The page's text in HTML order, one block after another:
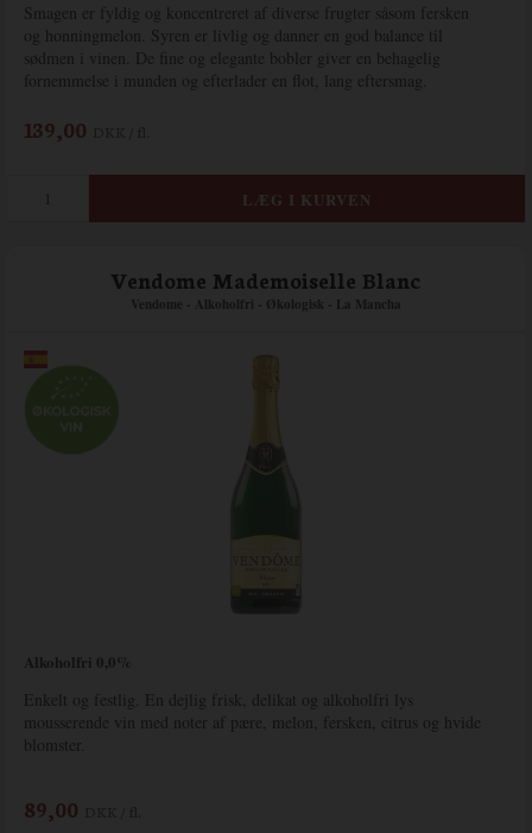
Smagen er fyldig og koncentreret af diverse frugter såsom fersken
og honningmelon. Syren er livlig og danner en god balance til
sødmen i vinen. De fine og elegante bobler giver en behagelig
fornemmelse i munden og efterlader en flot, lang eftersmag.
139,00
Vendome Mademoiselle Blanc
Vendome - Alkoholfri - Økologisk - La Mancha
Alkoholfri 0,0%
Enkelt og festlig. En dejlig frisk, delikat og alkoholfri lys
mousserende vin med noter af pære, melon, fersken, citrus og hvide
blomster.
89,00